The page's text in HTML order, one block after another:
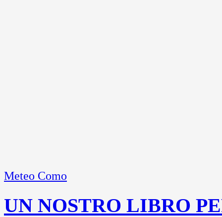
Meteo Como
UN NOSTRO LIBRO